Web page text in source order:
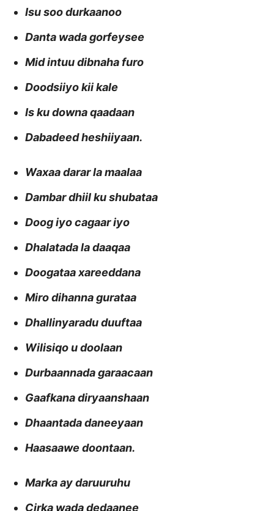
Isu soo durkaanoo
Danta wada gorfeysee
Mid intuu dibnaha furo
Doodsiiyo kii kale
Is ku downa qaadaan
Dabadeed heshiiyaan.
Waxaa darar la maalaa
Dambar dhiil ku shubataa
Doog iyo cagaar iyo
Dhalatada la daaqaa
Doogataa xareeddana
Miro dihanna gurataa
Dhallinyaradu duuftaa
Wilisiqo u doolaan
Durbaannada garaacaan
Gaafkana diryaanshaan
Dhaantada daneeyaan
Haasaawe doontaan.
Marka ay daruuruhu
Cirka wada dedaanee